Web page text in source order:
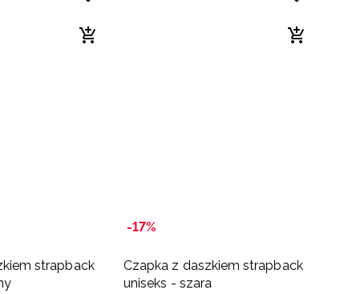
strapback
-17%
Czapka z daszkiem strapback
uniseks - szara